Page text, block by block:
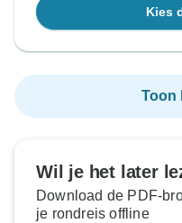
Kies
Toon
Wil je het later
Download de PDF-
je rondreis offline